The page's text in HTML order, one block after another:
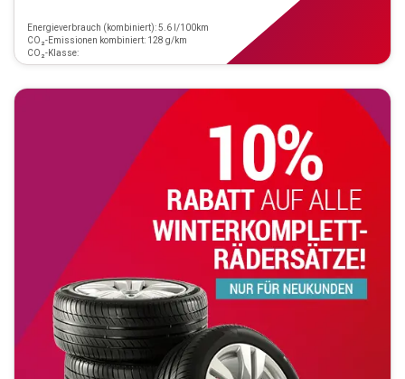
Energieverbrauch (kombiniert): 5.6 l/100km
CO₂-Emissionen kombiniert: 128 g/km
CO₂-Klasse: